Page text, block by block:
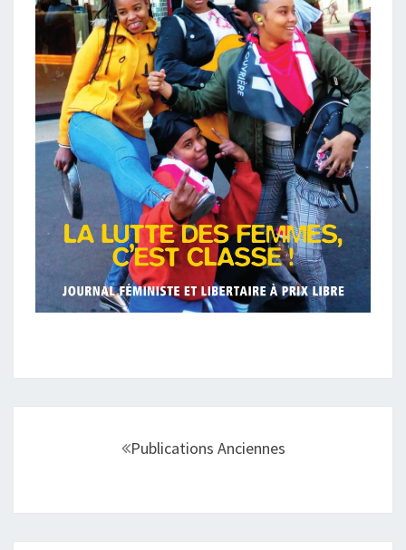
articles
Publications Anciennes